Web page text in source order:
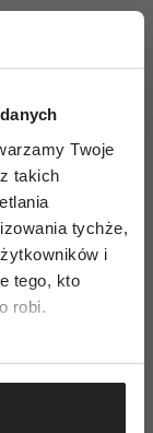
Twoje
takich
tychże,
i
tego, kto
robi.
również:
lokalizacji
kilku metrów
życiową
ludzie są
młodzi.
uczuć,
Stres
stopniu, jak
Coraz